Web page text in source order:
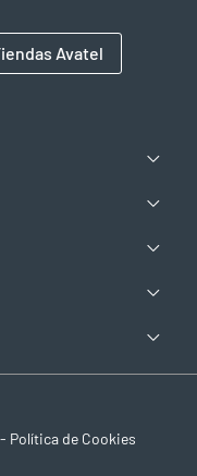
Avatel
- Política de Cookies